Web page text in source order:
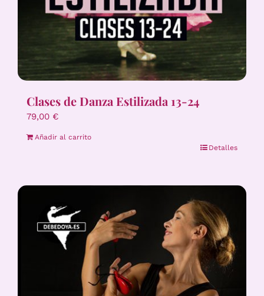
Clases de Danza Estilizada 13-24
79,00 €
Añadir al carrito
Detalles